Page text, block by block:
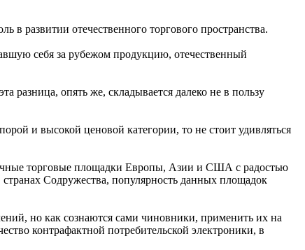
развитии отечественного торгового пространства.
себя за рубежом продукцию, отечественный
разница, опять же, складывается далеко не в пользу
и высокой ценовой категории, то не стоит удивляться
торговые площадки Европы, Азии и США с радостью
Содружества, популярность данных площадок
но как сознаются сами чиновники, применить их на
контрафактной потребительской электроники, в